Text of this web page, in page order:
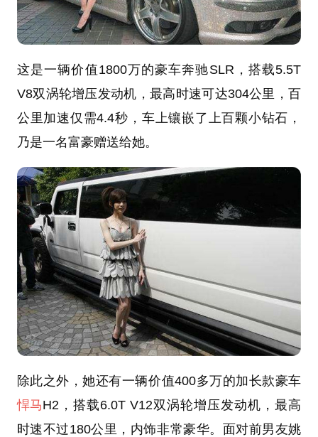
这是一辆价值1800万的豪车奔驰SLR，搭载5.5T
V8双涡轮增压发动机，最高时速可达304公里，百
公里加速仅需4.4秒，车上镶嵌了上百颗小钻石，
乃是一名富豪赠送给她。
除此之外，她还有一辆价值400多万的加长款豪车
悍马H2，搭载6.0T V12双涡轮增压发动机，最高
时速不过180公里，内饰非常豪华。面对前男友姚